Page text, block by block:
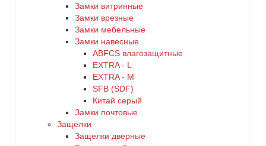
Замки витринные
Замки врезные
Замки мебельные
Замки навесные
ABFCS влагозащитные
EXTRA - L
EXTRA - М
SFB (SDF)
Китай серый
Замки почтовые
Защелки
Защелки дверные